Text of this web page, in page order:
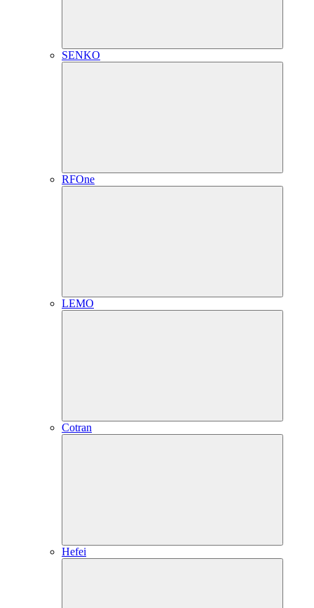
SENKO
RFOne
LEMO
Cotran
Hefei